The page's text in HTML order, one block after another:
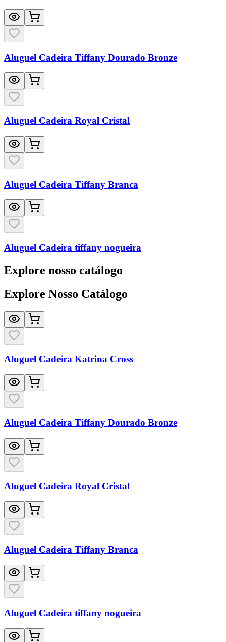
Aluguel Cadeira Tiffany Dourado Bronze
Aluguel Cadeira Royal Cristal
Aluguel Cadeira Tiffany Branca
Aluguel Cadeira tiffany nogueira
Explore nosso catálogo
Explore Nosso Catálogo
Aluguel Cadeira Katrina Cross
Aluguel Cadeira Tiffany Dourado Bronze
Aluguel Cadeira Royal Cristal
Aluguel Cadeira Tiffany Branca
Aluguel Cadeira tiffany nogueira